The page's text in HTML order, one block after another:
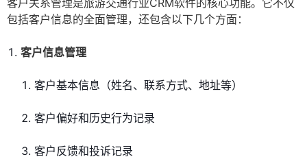
客户关系管理是旅游交通行业CRM软件的核心功能。它不仅
包括客户信息的全面管理，还包含以下几个方面：
客户信息管理
客户基本信息（姓名、联系方式、地址等）
客户偏好和历史行为记录
客户反馈和投诉记录